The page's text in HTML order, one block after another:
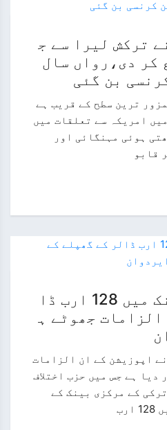
ترکش لیرا سے ج
کر دی،رواں سال
بن گئی
ترین سطح کے قریب ہے
امریکہ سے تعلقات میں
ہوئی مہنگائی اور
قابو
ترک سینٹرل بینک میں 128 ارب ڈا
جھوٹے ہ
اپوزیشن کے ان الزامات
دیا ہے جس میں حزب اختلاف
کے مرکزی بینک کے